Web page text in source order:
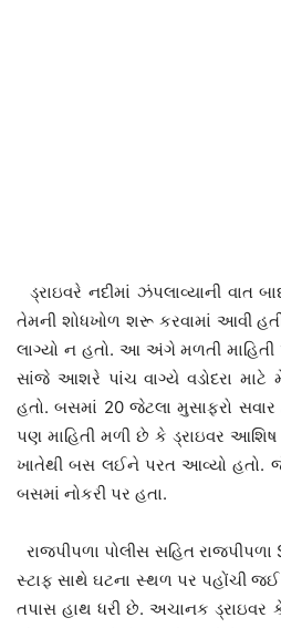
ડ્રાઇવરે નદીમાં ઝંપલાવ્યાની વાત
તેમની શોધખોળ શરૂ કરવામાં આવી
લાગ્યો ન હતો. આ અંગે મળતી માહિતી
સાંજે આશરે પાંચ વાગ્યે વડોદરા માટે
હતો. બસમાં 20 જેટલા મુસાફરો સવાર
પણ માહિતી મળી છે કે ડ્રાઇવર આશિષ
ખાતેથી બસ લઈને પરત આવ્યો હતો. જે
બસમાં નોકરી પર હતા.
રાજપીપળા પોલીસ સહિત
સ્ટાફ સાથે ઘટના સ્થળ પર પહોંચી
તપાસ હાથ ધરી છે. અચાનક ડ્રાઇવર